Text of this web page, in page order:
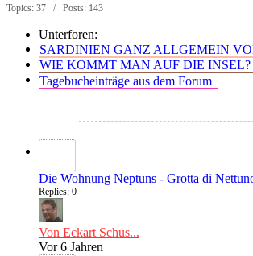
Topics: 37 / Posts: 143
Unterforen:
SARDINIEN GANZ ALLGEMEIN
WIE KOMMT MAN AUF DIE INSEL?
Tagebucheinträge aus dem Forum
Die Wohnung Neptuns - Grotta di
Replies: 0
Von Eckart Schus...
Vor 6 Jahren